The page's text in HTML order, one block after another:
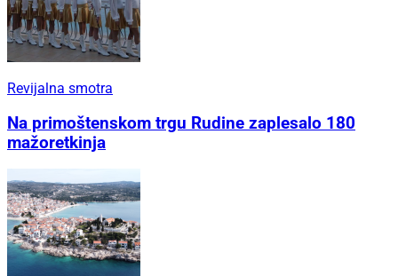
Revijalna smotra
Na primoštenskom trgu Rudine zaplesalo 180
mažoretkinja